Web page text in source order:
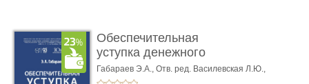
Обеспечительная
уступка денежного
требования ...
Габараев Э.А., Отв. ред. Василевская Л.Ю.,
вступ. сл. Каретина М.Г.